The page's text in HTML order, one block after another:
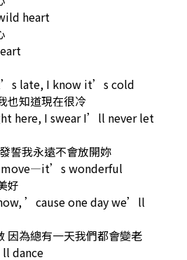
heart
late, I know it’s cold
也知道現在很冷
here, I swear I’ll never let
誓我永遠不會放開妳
move—it’s wonderful
好
’cause one day we’ll
因為總有一天我們都會變老
dance